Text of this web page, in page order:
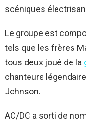
scéniques
Le groupe est
tels que les frères
tous deux joué de la
chanteurs
Johnson.
AC/DC a sorti de